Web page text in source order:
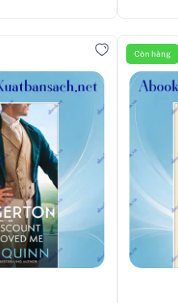
Còn hàng